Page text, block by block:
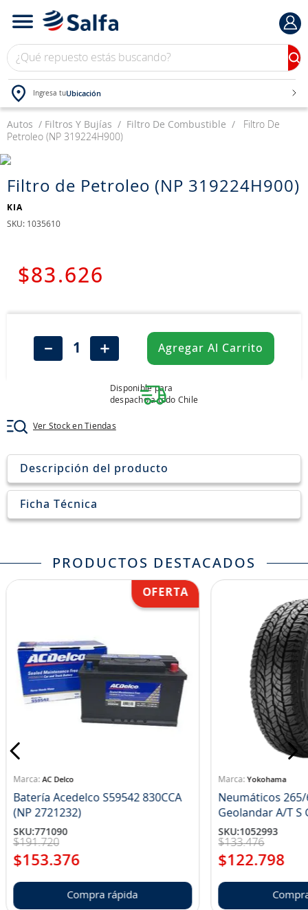
¿Qué repuesto estás buscando?
Ingresa tuUbicación
Autos Filtros Y Bujías Filtro De Combustible
Filtro De
Petroleo (NP 319224H900)
Filtro de Petroleo (NP 319224H900)
KIA
: 1035610
$83 .626
＋
－ Agregar Al Carrito
Disponible para
despacho a todo Chile
Ver Stock en Tiendas
Descripción del producto
Ficha Técnica
PRODUCTOS DESTACADOS
AC Delco
Batería Acedelco S59542 830CCA
(NP 2721232)
SKU:771090
$191.720
$153.376
Compra rápida
Yokohama
Neumáticos 265/
SKU:1052993
$133.476
$122.798
TÉRMINOS MÁS BUSCADOS
3 .
westlake
4 .
yokohama
6.
215
8.
john deere
aceite
jockey john deere